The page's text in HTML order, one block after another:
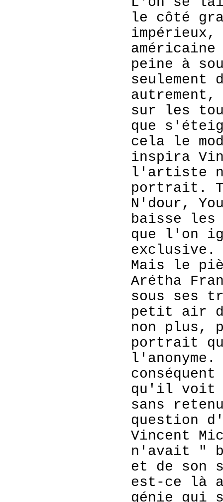
le côté
peine à
seulement
autrement,
sur les
que
cela le
inspira
l'artiste
portrait.
N'dour,
baisse les
que l'on
exclusive.
Mais le
Arétha
sous ses
petit air
non plus,
portrait
qu'il voit
sans
question
Vincent
n'avait "
et de son
est-ce là
génie qui